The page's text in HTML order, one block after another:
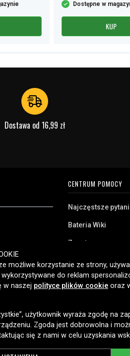
parametry
Dostępne w
KUP
Dostawa od 16,99 zł
naszą szeroką
domowego,
klientom w
dostawę i
roku.
CENTRUM POMOCY
Najczęstsze
Bateria Wiki
Zwrot
Klient biznesowy
Jaką baterię
OPCJE DOSTAWY
możliwe korzystanie ze strony,
do reklam
w naszej polityce plików cookie oraz
użytkownik wyraża zgodę na
Zgoda jest dobrowolna i
się z nami w celu uzyskania